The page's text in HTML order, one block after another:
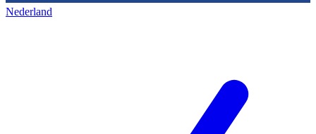
Nederland